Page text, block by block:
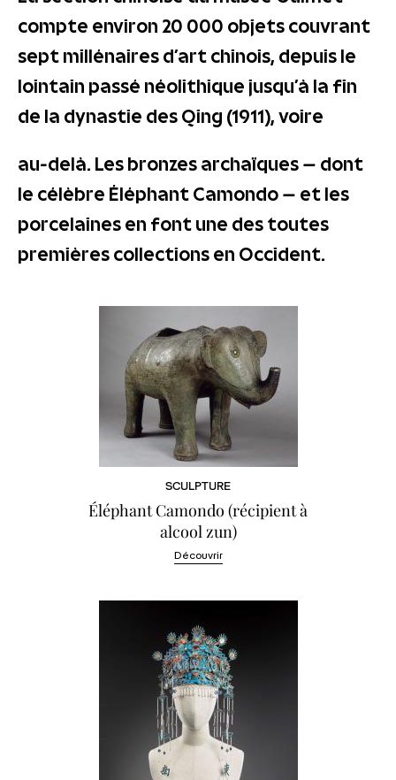
compte environ 20 000 objets couvrant
sept millénaires d’art chinois, depuis le
lointain passé néolithique jusqu’à la fin
de la dynastie des Qing (1911), voire
au-delà. Les bronzes archaïques – dont
le célèbre Éléphant Camondo – et les
porcelaines en font une des toutes
premières collections en Occident.
SCULPTURE
Éléphant Camondo (récipient à
alcool zun)
Découvrir